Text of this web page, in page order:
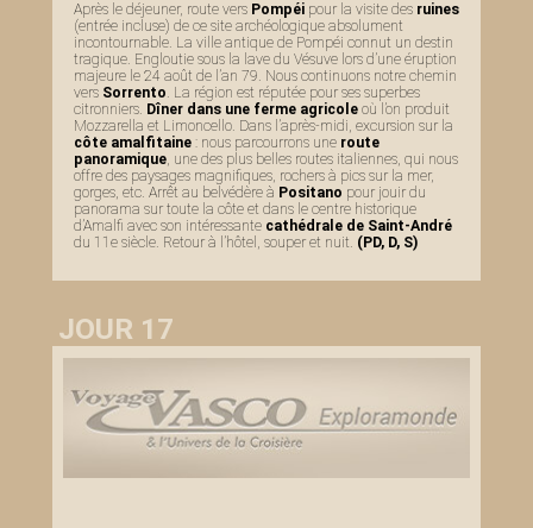
Après le déjeuner, route vers Pompéi pour la visite des ruines
(entrée incluse) de ce site archéologique absolument
incontournable. La ville antique de Pompéi connut un destin
tragique. Engloutie sous la lave du Vésuve lors d’une éruption
majeure le 24 août de l’an 79. Nous continuons notre chemin
vers Sorrento. La région est réputée pour ses superbes
citronniers. Dîner dans une ferme agricole où l’on produit
Mozzarella et Limoncello. Dans l’après-midi, excursion sur la
côte amalfitaine : nous parcourrons une route
panoramique, une des plus belles routes italiennes, qui nous
offre des paysages magnifiques, rochers à pics sur la mer,
gorges, etc. Arrêt au belvédère à Positano pour jouir du
panorama sur toute la côte et dans le centre historique
d’Amalfi avec son intéressante cathédrale de Saint-André
du 11e siècle. Retour à l’hôtel, souper et nuit. (PD, D, S)
JOUR 17